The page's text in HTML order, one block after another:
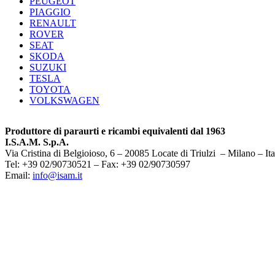
PIAGGIO
RENAULT
ROVER
SEAT
SKODA
SUZUKI
TESLA
TOYOTA
VOLKSWAGEN
Produttore di paraurti e ricambi equivalenti dal 1963
I.S.A.M. S.p.A.
Via Cristina di Belgioioso, 6 – 20085 Locate di Triulzi – Milano –
Tel: +39 02/90730521 – Fax: +39 02/90730597
Email: info@isam.it